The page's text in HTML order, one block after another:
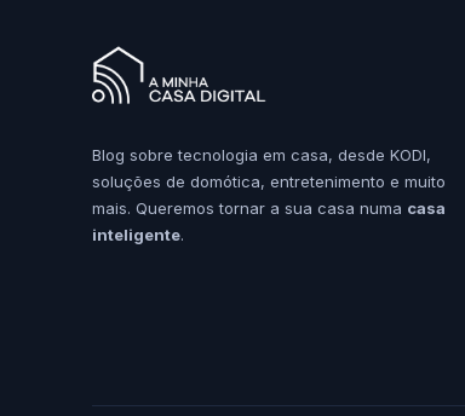
Blog sobre tecnologia em casa, desde KODI,
soluções de domótica, entretenimento e muito
mais. Queremos tornar a sua casa numa casa
inteligente.